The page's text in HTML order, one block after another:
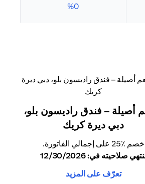
0%
أصيلة – فندق راديسون بلو،
دبي ديرة كريك
خصم ٪25 على إجمالي الفاتورة.
صلاحيته في: 12/30/2026
تعرّف على المزيد